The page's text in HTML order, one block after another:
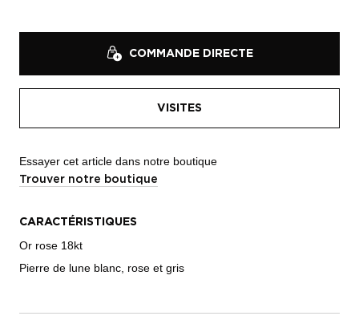
COMMANDE DIRECTE
VISITES
Essayer cet article dans notre boutique
Trouver notre boutique
CARACTÉRISTIQUES
Or rose 18kt
Pierre de lune blanc, rose et gris